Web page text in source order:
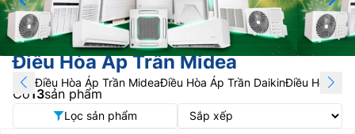
Điều Hòa Áp Trần Midea
Điều Hòa Áp Trần MideaĐiều Hòa Áp Trần DaikinĐiều Hòa Áp
Có 13sản phẩm
Lọc sản phẩm